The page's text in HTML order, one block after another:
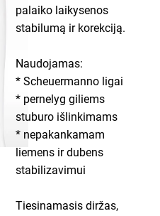
palaiko laikysenos
stabilumą ir korekciją.
Naudojamas:
* Scheuermanno ligai
* pernelyg giliems
stuburo išlinkimams
* nepakankamam
liemens ir dubens
stabilizavimui
Tiesinamasis diržas,